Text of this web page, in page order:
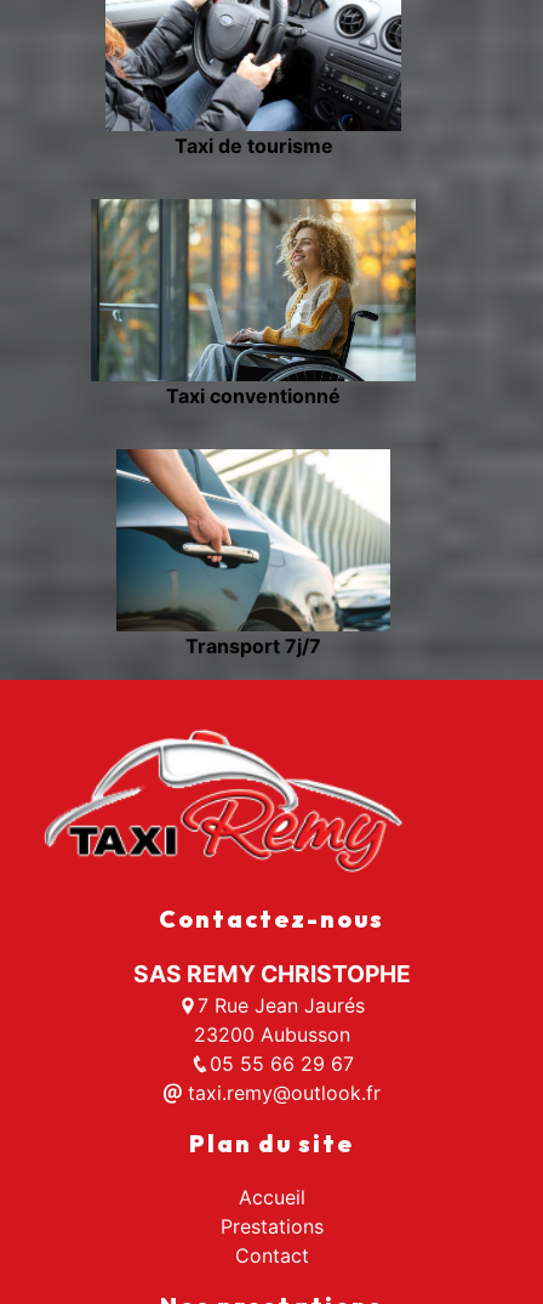
Taxi de tourisme
Taxi conventionné
Transport 7j/7
Contactez-nous
SAS REMY CHRISTOPHE
7 Rue Jean Jaurés
23200 Aubusson
05 55 66 29 67
taxi.remy@outlook.fr
Plan du site
Accueil
Prestations
Contact